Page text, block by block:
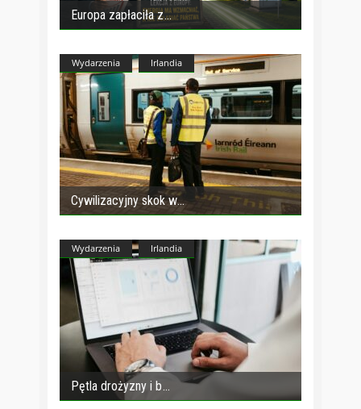
Europa zapłaciła z
Wydarzenia Irlandia
Cywilizacyjny skok w
Wydarzenia Irlandia
Pętla drożyzny i b